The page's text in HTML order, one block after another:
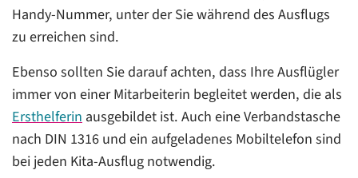
Handy-Nummer, unter der Sie während des Ausflugs
zu erreichen sind.
Ebenso sollten Sie darauf achten, dass Ihre Ausflügler
immer von einer Mitarbeiterin begleitet werden, die als
Ersthelferinausgebildet ist. Auch eine Verbandstasche
nach DIN 1316 und ein aufgeladenes Mobiltelefon sind
bei jeden Kita-Ausflug notwendig.